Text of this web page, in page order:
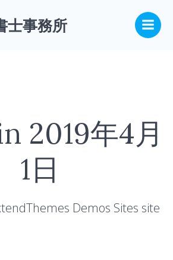
ン
テ
ッ
プ
士事務所
2019年4月
1日
Demos Sites site